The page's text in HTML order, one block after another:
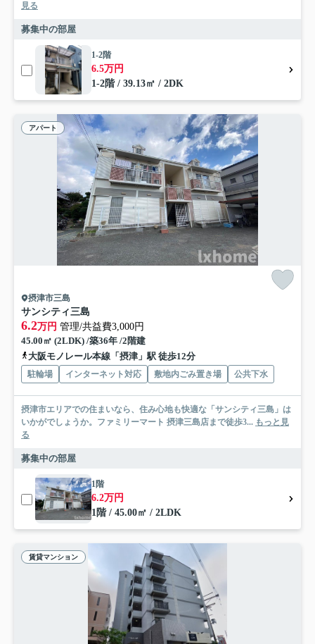
見る
募集中の部屋
1-2階
6.5万円
1-2階 / 39.13㎡ / 2DK
アパート
摂津市三島
サンシティ三島
6.2万円 管理/共益費3,000円
45.00㎡ (2LDK) /築36年 /2階建
大阪モノレール本線「摂津」駅 徒歩12分
駐輪場 インターネット対応 敷地内ごみ置き場 公共下水
摂津市エリアでの住まいなら、住み心地も快適な「サンシティ三島」は
いかがでしょうか。ファミリーマート 摂津三島店まで徒歩3... もっと見
る
募集中の部屋
1階
6.2万円
1階 / 45.00㎡ / 2LDK
賃貸マンション